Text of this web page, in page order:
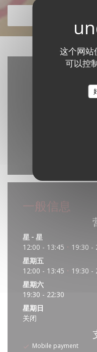
这个网站
可以控
Waze
一般信息
星 - 星
12:00 - 13:45 • 19:30 -
星期五
12:00 - 13:45 • 19:30 -
星期六
19:30 - 22:30
星期日
关闭
Mobile payment